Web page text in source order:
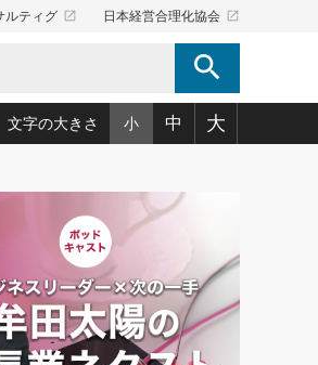
ルティグ launch 日本経営合理化協会 launch
search
もっとみる
(132)
「か・ら・だマネジメント」
事術(180)
タビュー(44)
ュース(100)
(けいえいむぎょうあん)(166)
陽(76)
文字の大きさ 小 中 大